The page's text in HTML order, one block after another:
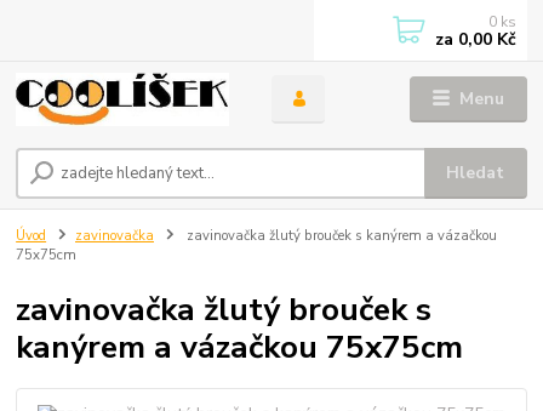
Menu
Hledat
0 ks
za 0,00 Kč
Úvod zavinovačka
zavinovačka žlutý brouček s kanýrem a vázačkou
75x75cm
zavinovačka žlutý brouček s
kanýrem a vázačkou 75x75cm